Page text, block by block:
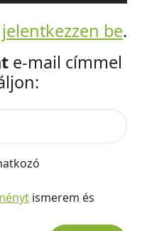
jelentkezzen be.
e-mail címmel
ismerem és